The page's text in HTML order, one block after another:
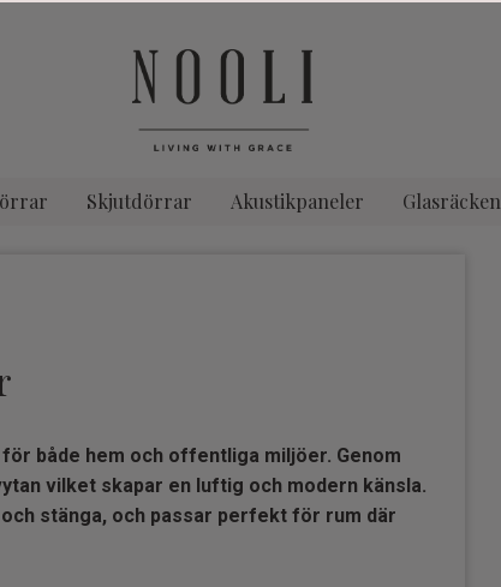
Skjutdörrar Akustikpaneler Glasräcken
både hem och offentliga miljöer. Genom
vilket skapar en luftig och modern känsla.
stänga, och passar perfekt för rum där